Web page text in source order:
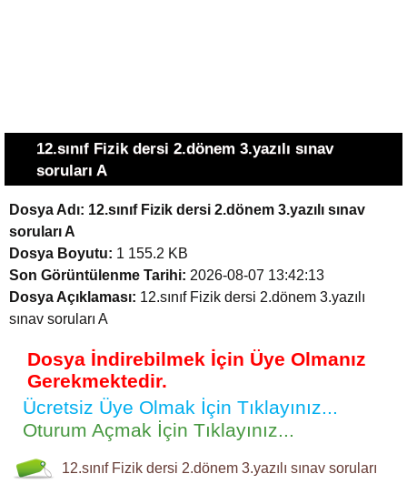
12.sınıf Fizik dersi 2.dönem 3.yazılı sınav
soruları A
Dosya Adı: 12.sınıf Fizik dersi 2.dönem 3.yazılı sınav
soruları A
Dosya Boyutu: 1 155.2 KB
Son Görüntülenme Tarihi: 2026-08-07 13:42:13
Dosya Açıklaması: 12.sınıf Fizik dersi 2.dönem 3.yazılı
sınav soruları A
Dosya İndirebilmek İçin Üye Olmanız
Gerekmektedir.
Ücretsiz Üye Olmak İçin Tıklayınız...
Oturum Açmak İçin Tıklayınız...
12.sınıf Fizik dersi 2.dönem 3.yazılı sınav soruları